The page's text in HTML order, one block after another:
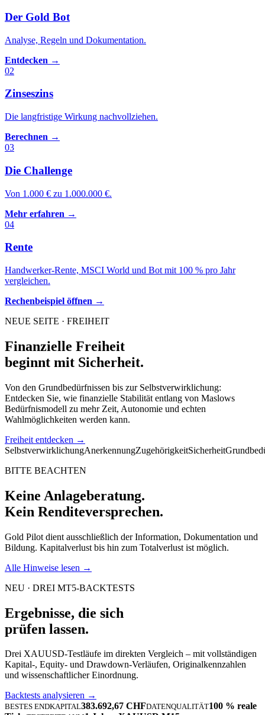
Der Gold Bot
Analyse, Regeln und Dokumentation.
Entdecken →
02
Zinseszins
Die langfristige Wirkung nachvollziehen.
Berechnen →
03
Die Challenge
Von 1.000 € zu 1.000.000 €.
Mehr erfahren →
04
Rente
Handwerker-Rente, MSCI World und Bot mit 100 % pro Jahr
vergleichen.
Rechenbeispiel öffnen →
NEUE SEITE · FREIHEIT
Finanzielle Freiheit
beginnt mit Sicherheit.
Von den Grundbedürfnissen bis zur Selbstverwirklichung:
Entdecken Sie, wie finanzielle Stabilität entlang von Maslows
Bedürfnismodell zu mehr Zeit, Autonomie und echten
Wahlmöglichkeiten werden kann.
Freiheit entdecken →
SelbstverwirklichungAnerkennungZugehörigkeitSicherheit
BITTE BEACHTEN
Keine Anlageberatung.
Kein Renditeversprechen.
Gold Pilot dient ausschließlich der Information, Dokumentation und
Bildung. Kapitalverlust bis hin zum Totalverlust ist möglich.
Alle Hinweise lesen →
NEU · DREI MT5-BACKTESTS
Ergebnisse, die sich
prüfen lassen.
Drei XAUUSD-Testläufe im direkten Vergleich – mit vollständigen
Kapital-, Equity- und Drawdown-Verläufen, Originalkennzahlen
und wissenschaftlicher Einordnung.
Backtests analysieren →
BESTES ENDKAPITAL383.692,67 CHFDATENQUALITÄT100 % reale